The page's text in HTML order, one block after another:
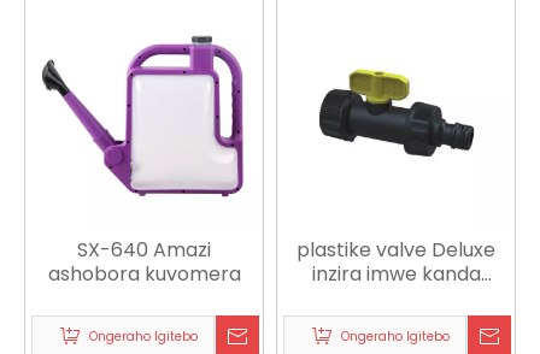
SX-640 Amazi
ashobora kuvomera
Ongeraho Igitebo
plastike valve Deluxe
inzira imwe kanda
gukanda igikoni
Ongeraho Igitebo